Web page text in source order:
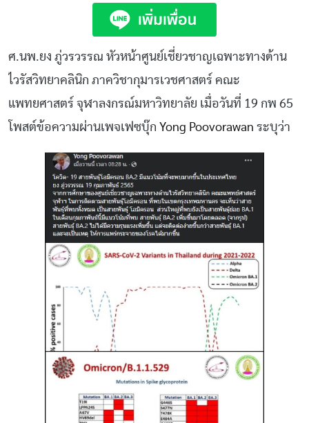
ศ.นพ.ยง ภู่วรวรรณ หัวหน้าศูนย์เชี่ยวชาญเฉพาะทางด้าน
ไวรัสวิทยาคลินิก ภาควิชากุมารเวชศาสตร์ คณะ
แพทยศาสตร์ จุฬาลงกรณ์มหาวิทยาลัย เมื่อวันที่ 19 กพ 65
โพสต์ข้อความผ่านเพจเฟซบุ๊ก Yong Poovorawan ระบุว่า